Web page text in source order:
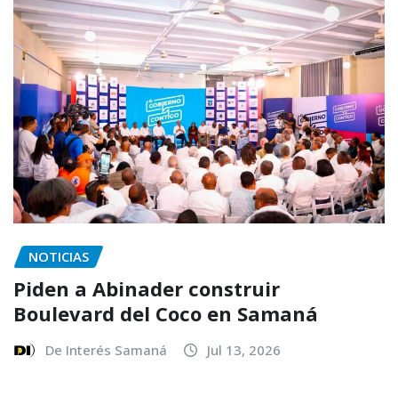
NOTICIAS
Piden a Abinader construir
Boulevard del Coco en Samaná
De Interés Samaná Jul 13, 2026